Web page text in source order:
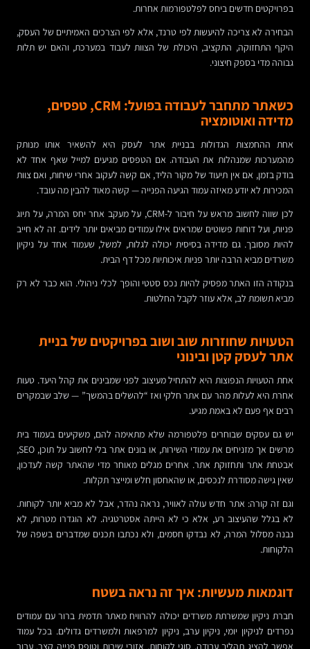
בפרויקטים חדשים ביחס לפלטפורמות אחרות.
הבחירה לא צריכה להיעשות לפי טרנד, אלא לפי הצרכים האמיתיים של העסק,
היקף התחזוקה, התקציב, היכולת של הצוות לעבוד במערכת, והאם יש תלות
גבוהה מדי בספק חיצוני.
כשאתר מתחבר לעבודה בפועל: CRM, טפסים,
מדידה ואוטומציה
אחת ההחמצות הגדולות בבניית אתר לעסק היא להשאיר אותו מנותק
מהמערכות שמנהלות את העבודה. אם הטפסים מגיעים למייל שאף אחד לא
בודק בזמן, אם אין תיעוד של מקור הליד, אם קשה לעקוב אחרי שיחות, ואם צוות
המכירות לא יודע מאיזה עמוד הגיעה הפנייה — קשה מאוד להבין מה עובד.
לכן שווה לחשוב מראש על חיבור ל-CRM, על מעקב אחר יחס המרה, על תיוג
פניות, ועל דוחות פשוטים שמראים אילו עמודים מביאים יותר לידים. זה לא חייב
להיות מסובך. גם מדידה בסיסית יכולה לגלות, למשל, שעמוד אחד על ניקיון
משרדים מביא הרבה יותר פניות איכותיות מכל דף הבית.
בנקודה הזו האתר מפסיק להיות נכס סטטי והופך לכלי ניהולי. הוא כבר לא רק
מביא תשומת לב, אלא עוזר לקבל החלטות.
הטעויות שחוזרות שוב ושוב בפרויקטים של בניית
אתר לעסק קטן ובינוני
אחת הטעויות הנפוצות היא להתחיל מעיצוב לפני שמבינים את קהל היעד. טעות
אחרת היא לעלות מהר עם אתר חלקי ואז “להשלים בהמשך” — שלב שבמקרים
רבים אף פעם לא באמת מגיע.
יש גם עסקים שבוחרים פלטפורמה שלא מתאימה להם, משקיעים בעמוד בית
מרשים אך מזניחים את עמודי השירות, או בונים אתר בלי לחשוב על תוכן, SEO,
אבטחת אתר ותחזוקת אתר. אחרים מגלים מאוחר מדי שהאתר קשה לעדכון,
שאין גישה מסודרת לנכסים, או שהאחסון חלש ומייצר תקלות.
וגם זה קורה: אתר חדש עולה לאוויר, נראה נהדר, אבל לא מביא יותר לקוחות.
לא בגלל שהעיצוב רע, אלא כי לא הייתה אסטרטגיה. לא הוגדרו מטרות, לא
נבנה מסלול המרה, לא נבדקו חסמים, ולא נכתבו תכנים שמדברים בשפה של
הלקוחות.
דוגמאות מעשיות: איך זה נראה בשטח
חברת ניקיון שמשרתת משרדים יכולה להרוויח מאתר תדמית ברור עם עמודים
נפרדים לניקיון יומי, ניקיון ערב, ניקיון למרפאות ולמשרדים גדולים. בכל עמוד
אפשר להציג תהליך עבודה, סוגי לקוחות, אזורי שירות וטופס פנייה קצר. עבור